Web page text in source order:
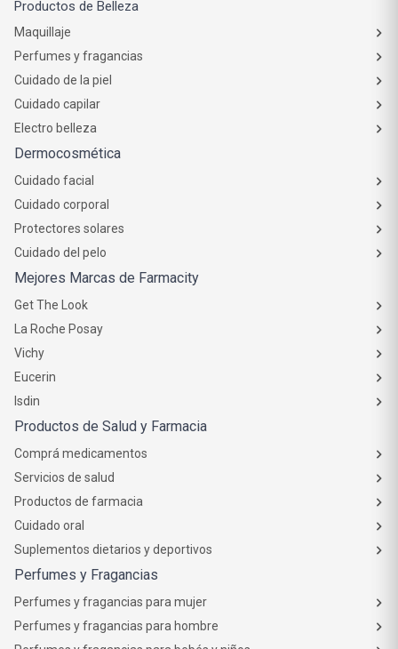
Productos de Belleza
Maquillaje
Perfumes y fragancias
Cuidado de la piel
Cuidado capilar
Electro belleza
Dermocosmética
Cuidado facial
Cuidado corporal
Protectores solares
Cuidado del pelo
Mejores Marcas de Farmacity
Get The Look
La Roche Posay
Vichy
Eucerin
Isdin
Productos de Salud y Farmacia
Comprá medicamentos
Servicios de salud
Productos de farmacia
Cuidado oral
Suplementos dietarios y deportivos
Perfumes y Fragancias
Perfumes y fragancias para mujer
Perfumes y fragancias para hombre